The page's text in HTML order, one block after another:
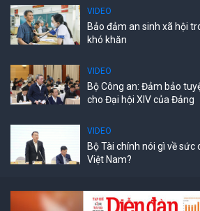
VIDEO
Bảo đảm an sinh xã hội
khó khăn
VIDEO
Bộ Công an: Đảm bảo
cho Đại hội XIV của Đảng
VIDEO
Bộ Tài chính nói gì về
Việt Nam?